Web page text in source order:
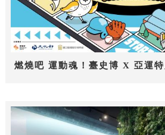
燃燒吧 運動魂！臺史博 X 亞運